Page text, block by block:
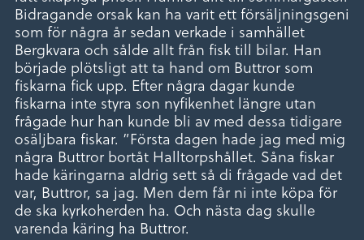
Bidragande orsak kan ha varit ett försäljningsgeni
som för några år sedan verkade i samhället
Bergkvara och sålde allt från fisk till bilar. Han
började plötsligt att ta hand om Buttror som
fiskarna fick upp. Efter några dagar kunde
fiskarna inte styra son nyfikenhet längre utan
frågade hur han kunde bli av med dessa tidigare
osäljbara fiskar. ”Första dagen hade jag med mig
några Buttror bortåt Halltorpshållet. Såna fiskar
hade käringarna aldrig sett så di frågade vad det
var, Buttror, sa jag. Men dem får ni inte köpa för
de ska kyrkoherden ha. Och nästa dag skulle
varenda käring ha Buttror.